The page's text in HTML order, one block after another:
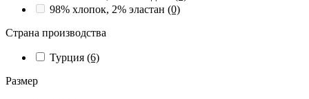
98% хлопок, 2% эластан (0)
Страна производства
Турция (6)
Размер